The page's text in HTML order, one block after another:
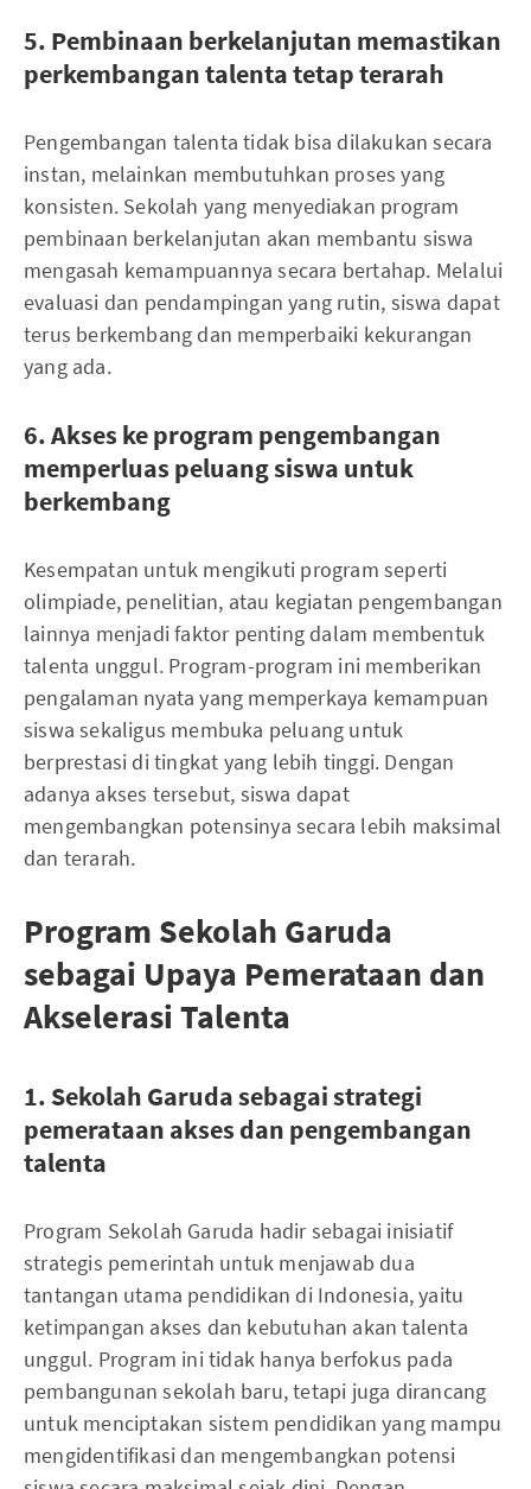
5. Pembinaan berkelanjutan memastikan
perkembangan talenta tetap terarah
Pengembangan talenta tidak bisa dilakukan secara
instan, melainkan membutuhkan proses yang
konsisten. Sekolah yang menyediakan program
pembinaan berkelanjutan akan membantu siswa
mengasah kemampuannya secara bertahap. Melalui
evaluasi dan pendampingan yang rutin, siswa dapat
terus berkembang dan memperbaiki kekurangan
yang ada.
6. Akses ke program pengembangan
memperluas peluang siswa untuk
berkembang
Kesempatan untuk mengikuti program seperti
olimpiade, penelitian, atau kegiatan pengembangan
lainnya menjadi faktor penting dalam membentuk
talenta unggul. Program-program ini memberikan
pengalaman nyata yang memperkaya kemampuan
siswa sekaligus membuka peluang untuk
berprestasi di tingkat yang lebih tinggi. Dengan
adanya akses tersebut, siswa dapat
mengembangkan potensinya secara lebih maksimal
dan terarah.
Program Sekolah Garuda
sebagai Upaya Pemerataan dan
Akselerasi Talenta
1. Sekolah Garuda sebagai strategi
pemerataan akses dan pengembangan
talenta
Program Sekolah Garuda hadir sebagai inisiatif
strategis pemerintah untuk menjawab dua
tantangan utama pendidikan di Indonesia, yaitu
ketimpangan akses dan kebutuhan akan talenta
unggul. Program ini tidak hanya berfokus pada
pembangunan sekolah baru, tetapi juga dirancang
untuk menciptakan sistem pendidikan yang mampu
mengidentifikasi dan mengembangkan potensi